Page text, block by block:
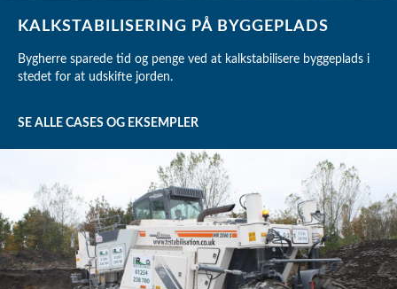
KALKSTABILISERING PÅ BYGGEPLADS
Bygherre sparede tid og penge ved at kalkstabilisere byggeplads i
stedet for at udskifte jorden.
SE ALLE CASES OG EKSEMPLER